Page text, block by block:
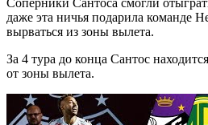
Соперники Сантоса смогли
даже эта ничья подарила команде
вырваться из зоны вылета.
За 4 тура до конца Сантос
от зоны вылета.